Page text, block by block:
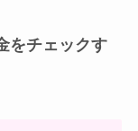
をチェックす